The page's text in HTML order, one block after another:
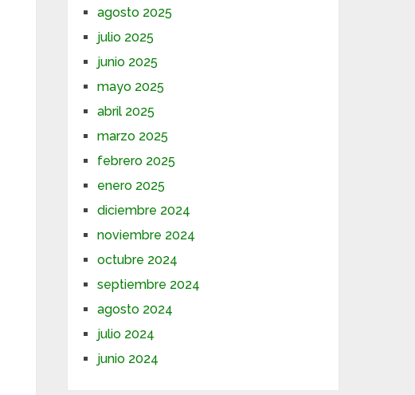
agosto 2025
julio 2025
junio 2025
mayo 2025
abril 2025
marzo 2025
febrero 2025
enero 2025
diciembre 2024
noviembre 2024
octubre 2024
septiembre 2024
agosto 2024
julio 2024
junio 2024